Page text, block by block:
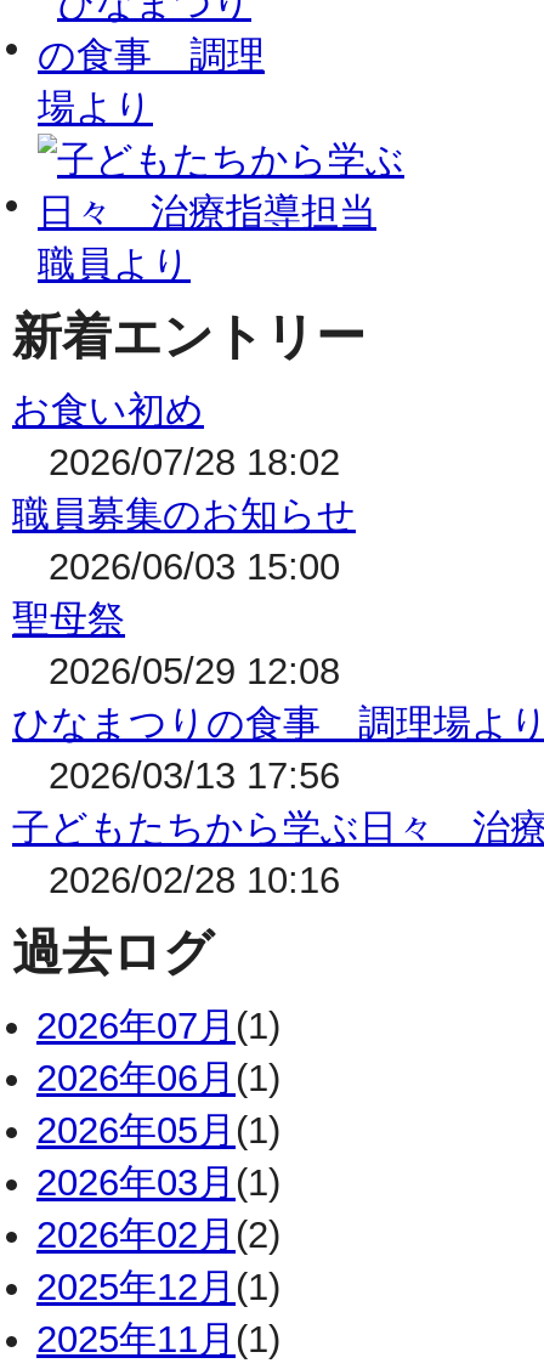
新着エントリー
お食い初め
2026/07/28 18:02
職員募集のお知らせ
2026/06/03 15:00
聖母祭
2026/05/29 12:08
ひなまつりの食事 調理場よ
2026/03/13 17:56
子どもたちから学ぶ日々 治
2026/02/28 10:16
過去ログ
2026年07月 (1)
2026年06月 (1)
2026年05月 (1)
2026年03月 (1)
2026年02月 (2)
2025年12月 (1)
2025年11月 (1)